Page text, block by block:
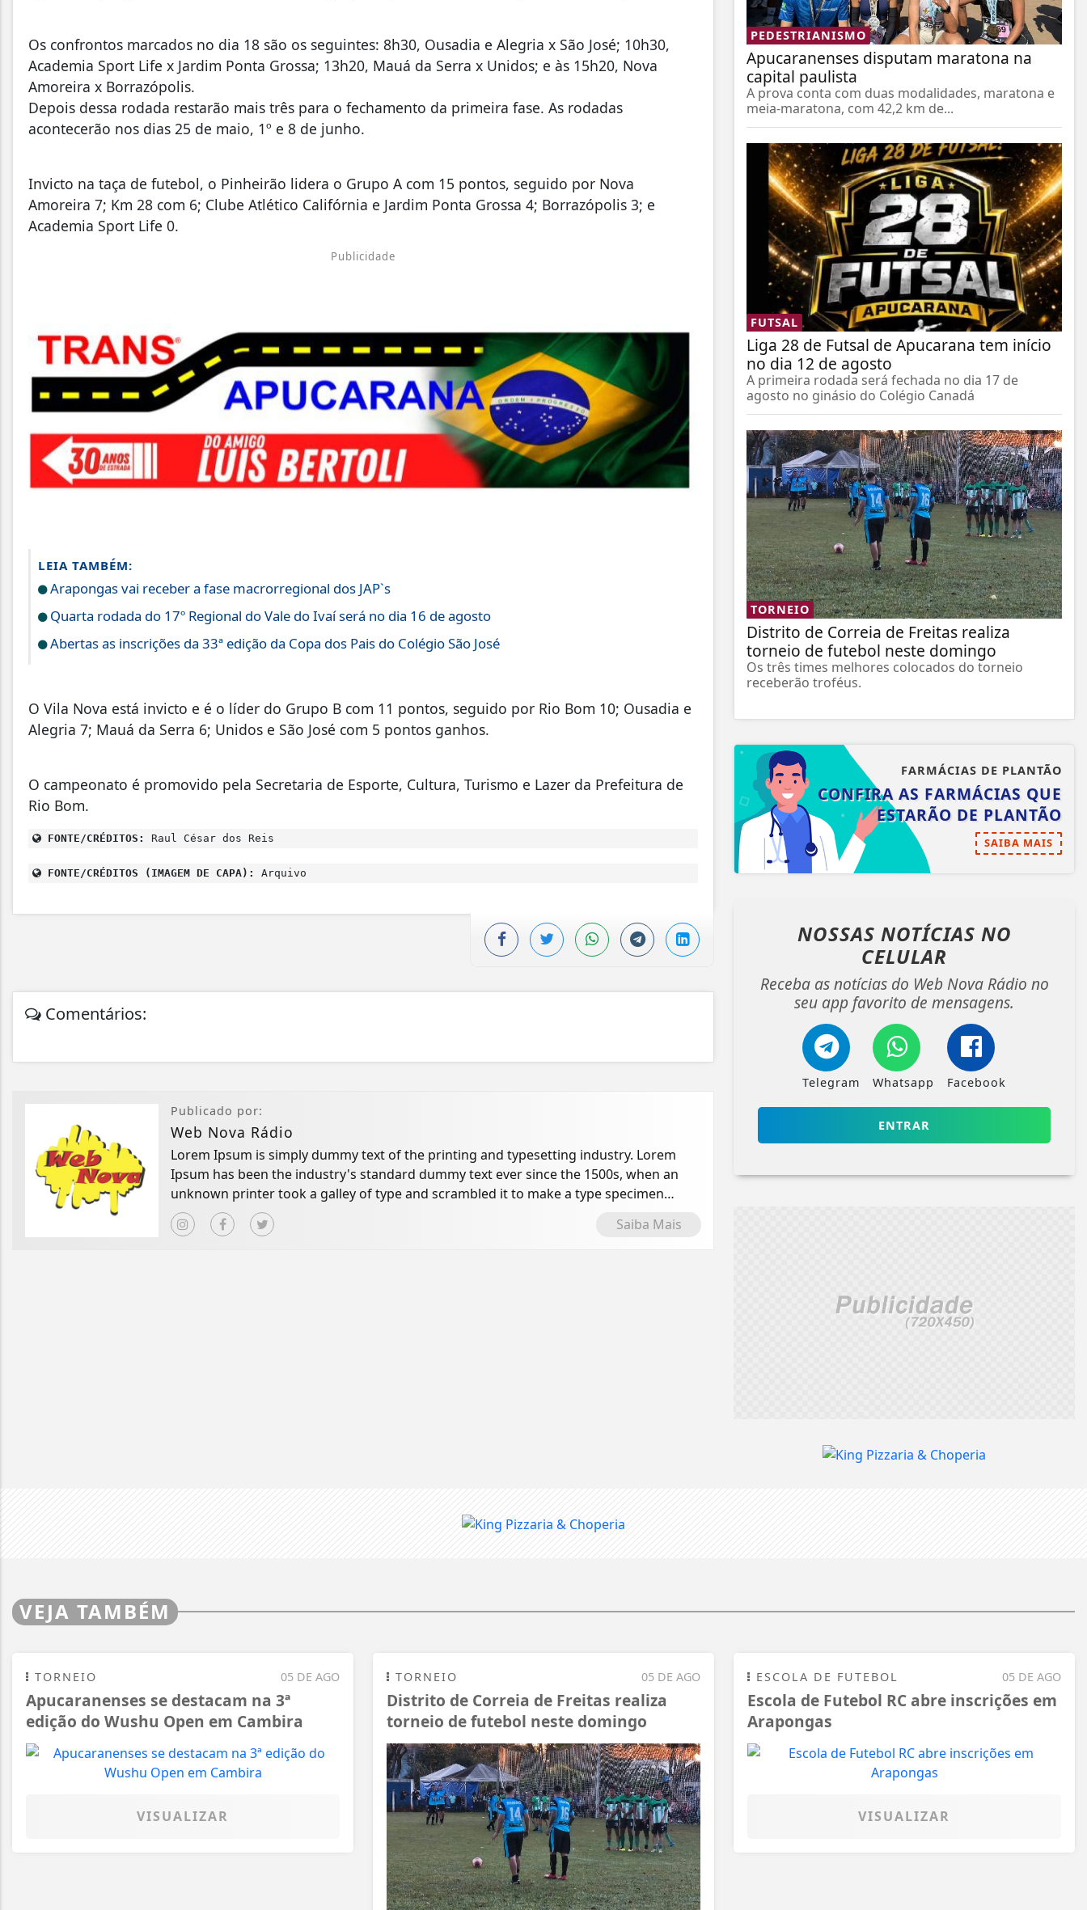
Os confrontos marcados no dia 18 são os seguintes: 8h30, Ousadia e Alegria x São José; 10h30,
Academia Sport Life x Jardim Ponta Grossa; 13h20, Mauá da Serra x Unidos; e às 15h20, Nova
Amoreira x Borrazópolis.
Depois dessa rodada restarão mais três para o fechamento da primeira fase. As rodadas
acontecerão nos dias 25 de maio, 1º e 8 de junho.
Invicto na taça de futebol, o Pinheirão lidera o Grupo A com 15 pontos, seguido por Nova
Amoreira 7; Km 28 com 6; Clube Atlético Califórnia e Jardim Ponta Grossa 4; Borrazópolis 3; e
Academia Sport Life 0.
Publicidade
LEIA TAMBÉM:
Arapongas vai receber a fase macrorregional dos JAP`s
Quarta rodada do 17º Regional do Vale do Ivaí será no dia 16 de agosto
Abertas as inscrições da 33ª edição da Copa dos Pais do Colégio São José
O Vila Nova está invicto e é o líder do Grupo B com 11 pontos, seguido por Rio Bom 10; Ousadia e
Alegria 7; Mauá da Serra 6; Unidos e São José com 5 pontos ganhos.
O campeonato é promovido pela Secretaria de Esporte, Cultura, Turismo e Lazer da Prefeitura de
Rio Bom.
FONTE/CRÉDITOS: Raul César dos Reis
FONTE/CRÉDITOS (IMAGEM DE CAPA): Arquivo
Comentários:
Publicado por:
Web Nova Rádio
Lorem Ipsum is simply dummy text of the printing and typesetting industry. Lorem
Ipsum has been the industry's standard dummy text ever since the 1500s, when an
unknown printer took a galley of type and scrambled it to make a type specimen
book.
Saiba Mais
PEDESTRIANISMO
Apucaranenses disputam maratona na
capital paulista
A prova conta com duas modalidades, maratona e
meia-maratona, com 42,2 km de...
FUTSAL
Liga 28 de Futsal de Apucarana tem início
no dia 12 de agosto
A primeira rodada será fechada no dia 17 de
agosto no ginásio do Colégio Canadá
TORNEIO
Distrito de Correia de Freitas realiza
torneio de futebol neste domingo
Os três times melhores colocados do torneio
receberão troféus.
FARMÁCIAS DE PLANTÃO
CONFIRA AS FARMÁCIAS QUE
ESTARÃO DE PLANTÃO
SAIBA MAIS
NOSSAS NOTÍCIAS NO
CELULAR
Receba as notícias do Web Nova Rádio no
seu app favorito de mensagens.
Telegram Whatsapp Facebook
ENTRAR
VEJA TAMBÉM
05 DE AGO
TORNEIO
Apucaranenses se destacam na 3ª
edição do Wushu Open em Cambira
VISUALIZAR
05 DE AGO
TORNEIO
Distrito de Correia de Freitas realiza
torneio de futebol neste domingo
05 DE AGO
ESCOLA DE FUTEBOL
Escola de Futebol RC abre inscrições em
Arapongas
VISUALIZAR